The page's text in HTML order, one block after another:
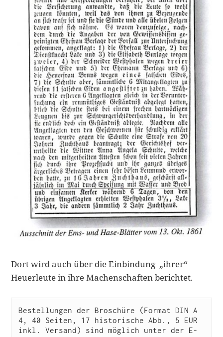
Dort wird auch über die Einbindung „ihrer“
Heuerleute in ihre Machenschaften berichtet.
Bestellungen der Broschüre (Format DIN A
4, 40 Seiten, 17 historische Abb., 5 EUR
inkl. Versand) sind möglich unter der E-